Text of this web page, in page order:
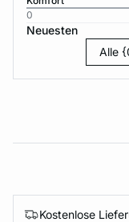
0
Neuesten
Alle
Kostenlose